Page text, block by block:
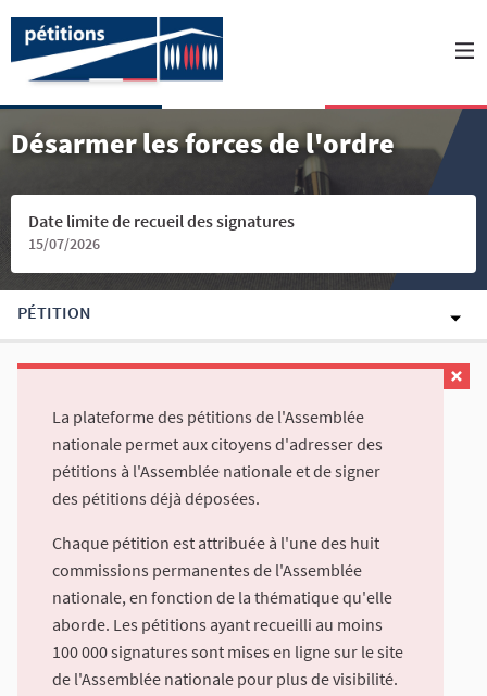
Désarmer les forces de l'ordre
Date limite de recueil des signatures
15/07/2026
PÉTITION
La plateforme des pétitions de l'Assemblée
nationale permet aux citoyens d'adresser des
pétitions à l'Assemblée nationale et de signer
des pétitions déjà déposées.
Chaque pétition est attribuée à l'une des huit
commissions permanentes de l'Assemblée
nationale, en fonction de la thématique qu'elle
aborde. Les pétitions ayant recueilli au moins
100 000 signatures sont mises en ligne sur le site
de l'Assemblée nationale pour plus de visibilité.